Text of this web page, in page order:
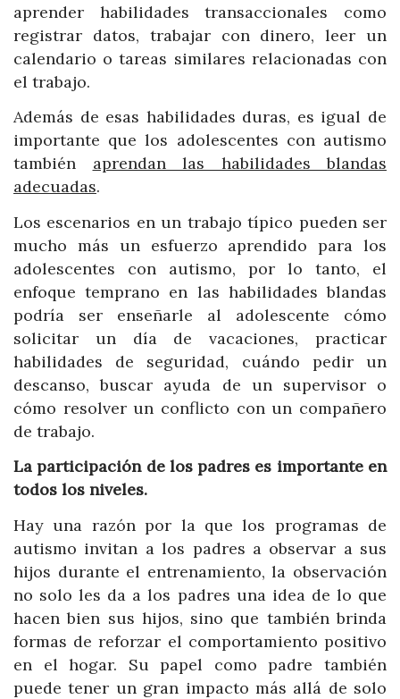
aprender habilidades transaccionales como
registrar datos, trabajar con dinero, leer un
calendario o tareas similares relacionadas con
el trabajo.
Además de esas habilidades duras, es igual de
importante que los adolescentes con autismo
también aprendan las habilidades blandas
adecuadas.
Los escenarios en un trabajo típico pueden ser
mucho más un esfuerzo aprendido para los
adolescentes con autismo, por lo tanto, el
enfoque temprano en las habilidades blandas
podría ser enseñarle al adolescente cómo
solicitar un día de vacaciones, practicar
habilidades de seguridad, cuándo pedir un
descanso, buscar ayuda de un supervisor o
cómo resolver un conflicto con un compañero
de trabajo.
La participación de los padres es importante en
todos los niveles.
Hay una razón por la que los programas de
autismo invitan a los padres a observar a sus
hijos durante el entrenamiento, la observación
no solo les da a los padres una idea de lo que
hacen bien sus hijos, sino que también brinda
formas de reforzar el comportamiento positivo
en el hogar. Su papel como padre también
puede tener un gran impacto más allá de solo